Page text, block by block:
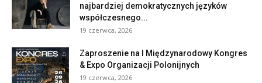
najbardziej demokratycznych języków
współczesnego...
19 czerwca, 2026
Zaproszenie na I Międzynarodowy Kongres
& Expo Organizacji Polonijnych
19 czerwca, 2026